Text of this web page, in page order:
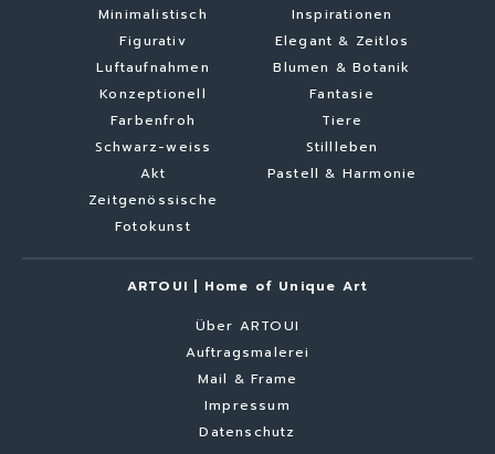
Minimalistisch
Figurativ
Luftaufnahmen
Konzeptionell
Farbenfroh
Schwarz-weiss
Akt
Zeitgenössische
Fotokunst
Inspirationen
Elegant & Zeitlos
Blumen & Botanik
Fantasie
Tiere
Stillleben
Pastell & Harmonie
ARTOUI | Home of Unique Art
Über ARTOUI
Auftragsmalerei
Mail & Frame
Impressum
Datenschutz